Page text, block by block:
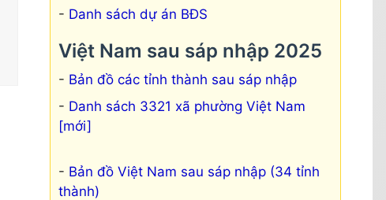
Danh sách dự án BĐS
Việt Nam sau sáp nhập 2025
Bản đồ các tỉnh thành sau sáp nhập
Danh sách 3321 xã phường Việt Nam
[mới]
Bản đồ Việt Nam sau sáp nhập (34 tỉnh
thành)